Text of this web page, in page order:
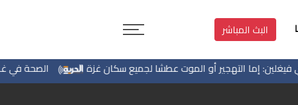
البث المباشر
الصحة في غزة: أكثر من 58 ألف إصابة بجدري الماء منذ إما التهجير أو الموت عطشا لجميع سكان غزة